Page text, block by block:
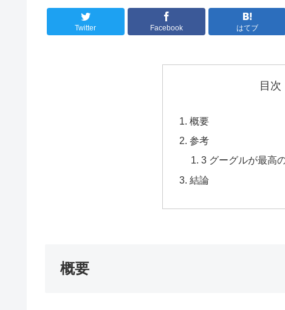
Twitter Facebook はてブ
目次
概要
参考
3 グーグルが最高
結論
概要